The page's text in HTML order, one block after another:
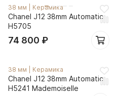
38 мм Керамика
Chanel J12 38mm Automatic
H5705
74 800 ₽
38 мм Керамика
Chanel J12 38mm Automatic
H5241 Mademoiselle